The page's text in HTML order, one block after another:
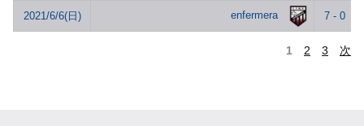
2021/6/6(日) enfermera 7 - 0
1 2 3 次